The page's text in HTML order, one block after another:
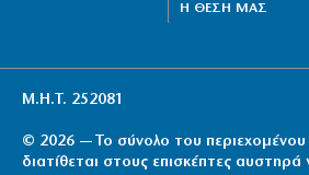
Η ΘΕΣΗ ΜΑΣ
Μ.Η.Τ. 252081
© 2026 — Το σύνολο του περιεχομένου
διατίθεται στους επισκέπτες